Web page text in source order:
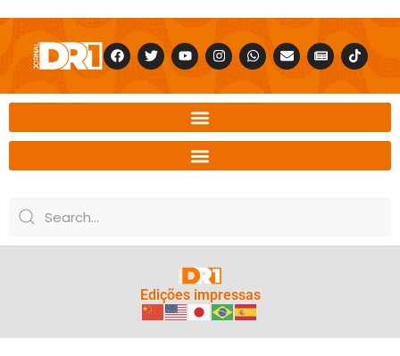
Edições impressas